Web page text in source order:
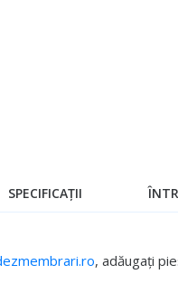
, adăugați
SPECIFICAȚII